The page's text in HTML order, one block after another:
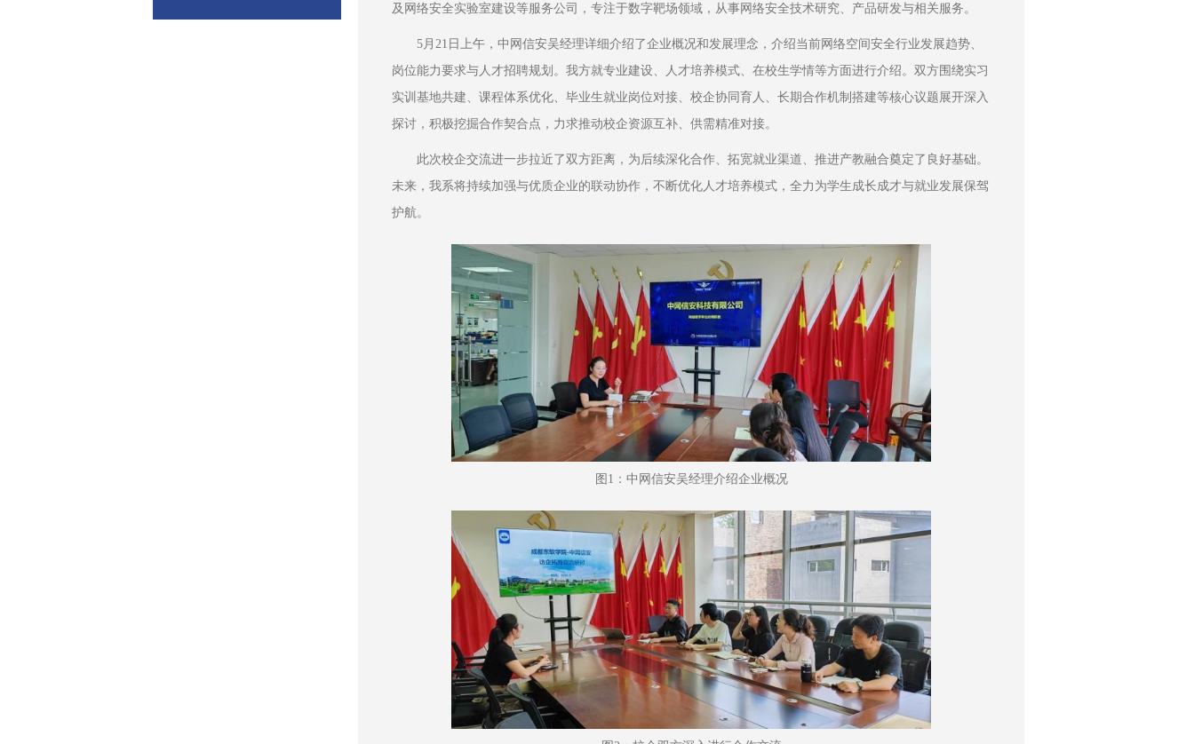
及网络安全实验室建设等服务公司，专注于数字靶场领域，从事网络安全技术研究、产品研发与相关服务。
5月21日上午，中网信安吴经理详细介绍了企业概况和发展理念，介绍当前网络空间安全行业发展趋势、
岗位能力要求与人才招聘规划。我方就专业建设、人才培养模式、在校生学情等方面进行介绍。双方围绕实习
实训基地共建、课程体系优化、毕业生就业岗位对接、校企协同育人、长期合作机制搭建等核心议题展开深入
探讨，积极挖掘合作契合点，力求推动校企资源互补、供需精准对接。
此次校企交流进一步拉近了双方距离，为后续深化合作、拓宽就业渠道、推进产教融合奠定了良好基础。
未来，我系将持续加强与优质企业的联动协作，不断优化人才培养模式，全力为学生成长成才与就业发展保驾
护航。
图1：中网信安吴经理介绍企业概况